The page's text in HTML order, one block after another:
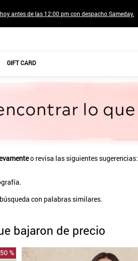
antes de las 12:00 pm con despacho Sameday.
GIFT CARD
o revisa las siguientes sugerencias:
con palabras similares.
bajaron de precio
50 %